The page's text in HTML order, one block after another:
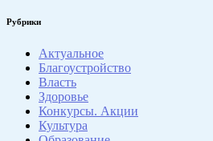
Рубрики
Актуальное
Благоустройство
Власть
Здоровье
Конкурсы. Акции
Культура